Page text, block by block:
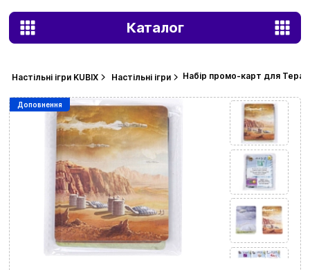
Каталог
Настільні ігри KUBIX Настільні ігри Набір промо-карт для
Доповнення